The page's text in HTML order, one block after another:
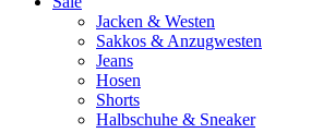
Jacken & Westen
Sakkos & Anzugwesten
Jeans
Hosen
Shorts
Halbschuhe & Sneaker